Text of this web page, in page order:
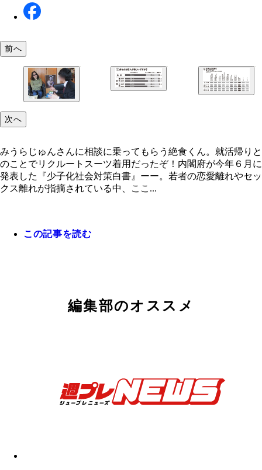
前へ
次へ
みうらじゅんさんに相談に乗ってもらう絶食くん。就活帰りと
のことでリクルートスーツ着用だったぞ！内閣府が今年６月に
発表した『少子化社会対策白書』ーー。若者の恋愛離れやセッ
クス離れが指摘されている中、ここ...
この記事を読む
編集部のオススメ